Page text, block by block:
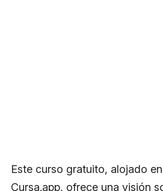
Este curso gratuito, alojado
Cursa.app, ofrece una visión